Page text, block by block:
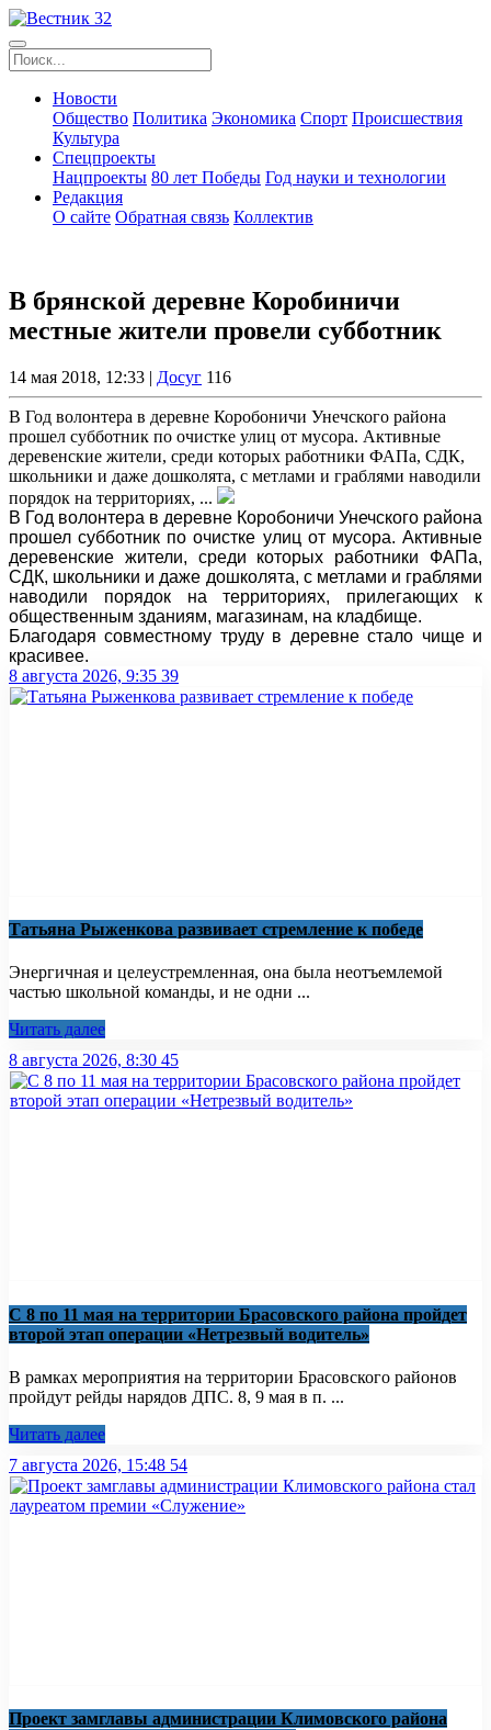
Новости
Общество Политика Экономика Спорт Происшествия
Культура
Спецпроекты
Нацпроекты 80 лет Победы Год науки и технологии
Редакция
О сайте Обратная связь Коллектив
В брянской деревне Коробиничи
местные жители провели субботник
14 мая 2018, 12:33 | Досуг 116
В Год волонтера в деревне Коробоничи Унечского района
прошел субботник по очистке улиц от мусора. Активные
деревенские жители, среди которых работники ФАПа, СДК,
школьники и даже дошколята, с метлами и граблями наводили
порядок на территориях, ...
В Год волонтера в деревне Коробоничи Унечского района
прошел субботник по очистке улиц от мусора. Активные
деревенские жители, среди которых работники ФАПа,
СДК, школьники и даже дошколята, с метлами и граблями
наводили порядок на территориях, прилегающих к
общественным зданиям, магазинам, на кладбище.
Благодаря совместному труду в деревне стало чище и
красивее.
8 августа 2026, 9:35 39
Татьяна Рыженкова развивает стремление к победе
Энергичная и целеустремленная, она была неотъемлемой
частью школьной команды, и не одни ...
Читать далее
8 августа 2026, 8:30 45
С 8 по 11 мая на территории Брасовского района пройдет
второй этап операции «Нетрезвый водитель»
В рамках мероприятия на территории Брасовского районов
пройдут рейды нарядов ДПС. 8, 9 мая в п. ...
Читать далее
7 августа 2026, 15:48 54
Проект замглавы администрации Климовского района